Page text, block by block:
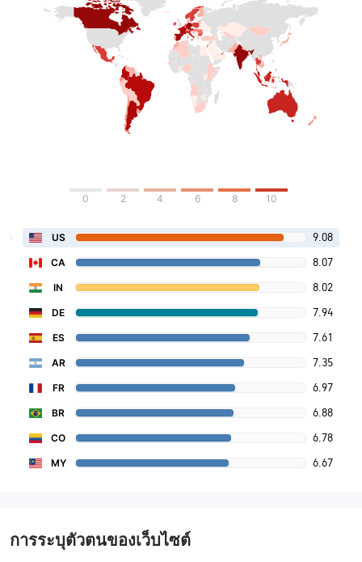
0 2 4 6 8 10
US 9.08
CA 8.07
IN 8.02
DE 7.94
ES 7.61
AR 7.35
FR 6.97
BR 6.88
CO 6.78
MY 6.67
การระบุตัวตนของเว็บไซต์